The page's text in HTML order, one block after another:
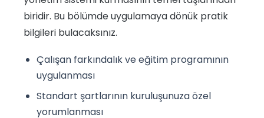
biridir. Bu bölümde uygulamaya dönük pratik
bilgileri bulacaksınız.
Çalışan farkındalık ve eğitim programının
uygulanması
Standart şartlarının kuruluşunuza özel
yorumlanması